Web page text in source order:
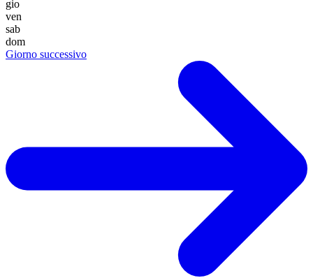
gio
ven
sab
dom
Giorno successivo